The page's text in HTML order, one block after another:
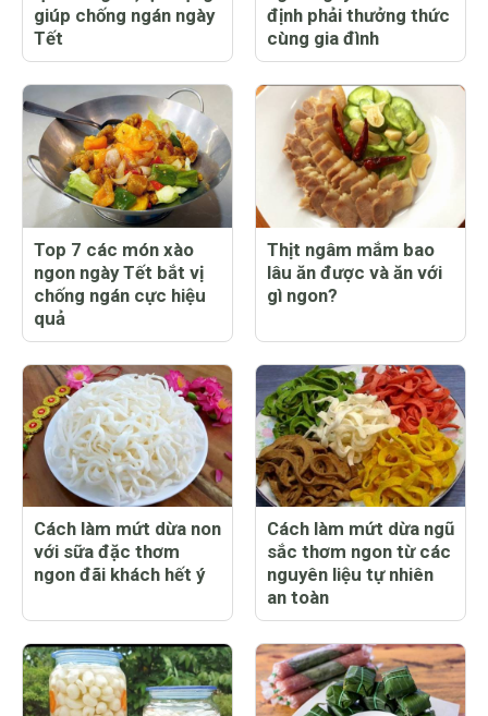
giúp chống ngán ngày
Tết
định phải thưởng thức
cùng gia đình
Top 7 các món xào
ngon ngày Tết bắt vị
chống ngán cực hiệu
quả
Thịt ngâm mắm bao
lâu ăn được và ăn với
gì ngon?
Cách làm mứt dừa non
với sữa đặc thơm
ngon đãi khách hết ý
Cách làm mứt dừa ngũ
sắc thơm ngon từ các
nguyên liệu tự nhiên
an toàn